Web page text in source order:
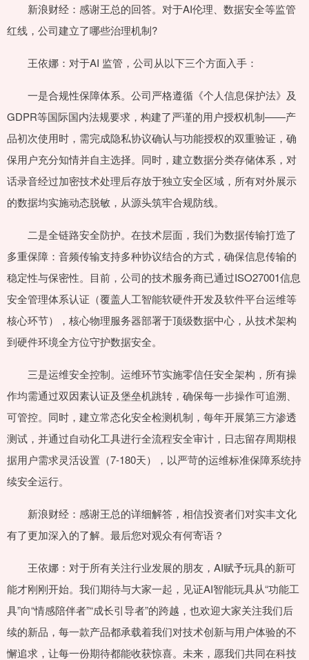
新浪财经：感谢王总的回答。对于AI伦理、数据安全等监管
红线，公司建立了哪些治理机制?
王依娜：对于AI 监管，公司从以下三个方面入手：
一是合规性保障体系。公司严格遵循《个人信息保护法》及
GDPR等国际国内法规要求，构建了严谨的用户授权机制——产
品初次使用时，需完成隐私协议确认与功能授权的双重验证，确
保用户充分知情并自主选择。同时，建立数据分类存储体系，对
话录音经过加密技术处理后存放于独立安全区域，所有对外展示
的数据均实施动态脱敏，从源头筑牢合规防线。
二是全链路安全防护。在技术层面，我们为数据传输打造了
多重保障：音频传输支持多种协议结合的方式，确保信息传输的
稳定性与保密性。目前，公司的技术服务商已通过ISO27001信息
安全管理体系认证（覆盖人工智能软硬件开发及软件平台运维等
核心环节），核心物理服务器部署于顶级数据中心，从技术架构
到硬件环境全方位守护数据安全。
三是运维安全控制。运维环节实施零信任安全架构，所有操
作均需通过双因素认证及堡垒机跳转，确保每一步操作可追溯、
可管控。同时，建立常态化安全检测机制，每年开展第三方渗透
测试，并通过自动化工具进行全流程安全审计，日志留存周期根
据用户需求灵活设置（7-180天），以严苛的运维标准保障系统持
续安全运行。
新浪财经：感谢王总的详细解答，相信投资者们对实丰文化
有了更加深入的了解。最后您对观众有何寄语？
王依娜：对于所有关注行业发展的朋友，AI赋予玩具的新可
能才刚刚开始。我们期待与大家一起，见证AI智能玩具从“功能工
具”向“情感陪伴者”“成长引导者”的跨越，也欢迎大家关注我们后
续的新品，每一款产品都承载着我们对技术创新与用户体验的不
懈追求，让每一份期待都能收获惊喜。未来，愿我们共同在科技